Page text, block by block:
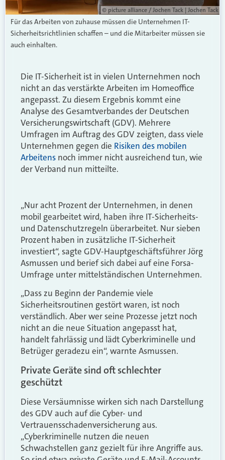
© picture alliance / Jochen Tack | Jochen Tack
Für das Arbeiten von zuhause müssen die Unternehmen IT-
Sicherheitsrichtlinien schaffen – und die Mitarbeiter müssen sie
auch einhalten.
Die IT-Sicherheit ist in vielen Unternehmen noch
nicht an das verstärkte Arbeiten im Homeoffice
angepasst. Zu diesem Ergebnis kommt eine
Analyse des Gesamtverbandes der Deutschen
Versicherungswirtschaft (GDV). Mehrere
Umfragen im Auftrag des GDV zeigten, dass viele
Unternehmen gegen die Risiken des mobilen
Arbeitens noch immer nicht ausreichend tun, wie
der Verband nun mitteilte.
„Nur acht Prozent der Unternehmen, in denen
mobil gearbeitet wird, haben ihre IT-Sicherheits-
und Datenschutzregeln überarbeitet. Nur sieben
Prozent haben in zusätzliche IT-Sicherheit
investiert“, sagte GDV-Hauptgeschäftsführer Jörg
Asmussen und berief sich dabei auf eine Forsa-
Umfrage unter mittelständischen Unternehmen.
„Dass zu Beginn der Pandemie viele
Sicherheitsroutinen gestört waren, ist noch
verständlich. Aber wer seine Prozesse jetzt noch
nicht an die neue Situation angepasst hat,
handelt fahrlässig und lädt Cyberkriminelle und
Betrüger geradezu ein“, warnte Asmussen.
Private Geräte sind oft schlechter
geschützt
Diese Versäumnisse wirken sich nach Darstellung
des GDV auch auf die Cyber- und
Vertrauensschadenversicherung aus.
„Cyberkriminelle nutzen die neuen
Schwachstellen ganz gezielt für ihre Angriffe aus.